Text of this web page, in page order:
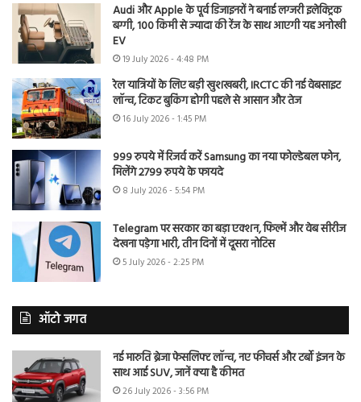
Audi और Apple के पूर्व डिजाइनरों ने बनाई लग्जरी इलेक्ट्रिक
बग्गी, 100 किमी से ज्यादा की रेंज के साथ आएगी यह अनोखी
EV
19 July 2026 - 4:48 PM
रेल यात्रियों के लिए बड़ी खुशखबरी, IRCTC की नई वेबसाइट
लॉन्च, टिकट बुकिंग होगी पहले से आसान और तेज
16 July 2026 - 1:45 PM
999 रुपये में रिजर्व करें Samsung का नया फोल्डेबल फोन,
मिलेंगे 2799 रुपये के फायदे
8 July 2026 - 5:54 PM
Telegram पर सरकार का बड़ा एक्शन, फिल्में और वेब सीरीज
देखना पड़ेगा भारी, तीन दिनों में दूसरा नोटिस
5 July 2026 - 2:25 PM
ऑटो जगत
नई मारुति ब्रेजा फेसलिफ्ट लॉन्च, नए फीचर्स और टर्बो इंजन के
साथ आई SUV, जानें क्या है कीमत
26 July 2026 - 3:56 PM